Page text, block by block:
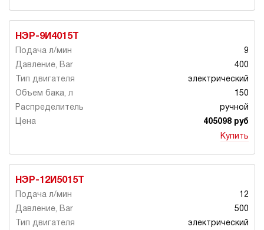
НЭР-9И4015Т
9
400
электрический
150
ручной
405098 руб
Купить
НЭР-12И5015Т
12
500
электрический